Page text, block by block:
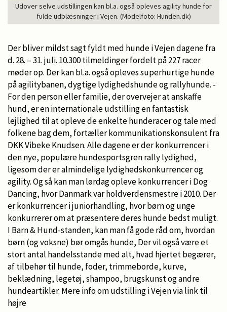
Udover selve udstillingen kan bl.a. også opleves agility hunde for
fulde udblæsninger i Vejen. (Modelfoto: Hunden.dk)
Der bliver mildst sagt fyldt med hunde i Vejen dagene fra
d. 28. – 31. juli. 10.300 tilmeldinger fordelt på 227 racer
møder op. Der kan bl.a. også opleves superhurtige hunde
på agilitybanen, dygtige lydighedshunde og rallyhunde. -
For den person eller familie, der overvejer at anskaffe
hund, er en internationale udstilling en fantastisk
lejlighed til at opleve de enkelte hunderacer og tale med
folkene bag dem, fortæller kommunikationskonsulent fra
DKK Vibeke Knudsen. Alle dagene er der konkurrencer i
den nye, populære hundesportsgren rally lydighed,
ligesom der er almindelige lydighedskonkurrencer og
agility. Og så kan man lørdag opleve konkurrencer i Dog
Dancing, hvor Danmark var holdverdensmestre i 2010. Der
er konkurrencer i juniorhandling, hvor børn og unge
konkurrerer om at præsentere deres hunde bedst muligt.
I Barn & Hund-standen, kan man få gode råd om, hvordan
børn (og voksne) bør omgås hunde, Der vil også være et
stort antal handelsstande med alt, hvad hjertet begærer,
af tilbehør til hunde, foder, trimmeborde, kurve,
beklædning, legetøj, shampoo, brugskunst og andre
hundeartikler. Mere info om udstilling i Vejen via link til
højre